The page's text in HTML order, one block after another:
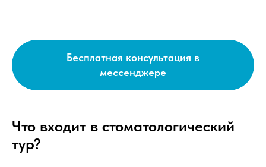
Бесплатная консультация в
мессенджере
Что входит в стоматологический
тур?
Цены на имплантацию all-in-4 в России
в России от 22 000
Жуйкан от 42 000
Цены на имплантацию all-in-4 в клинике
Цены на коронку из диоксида циркония